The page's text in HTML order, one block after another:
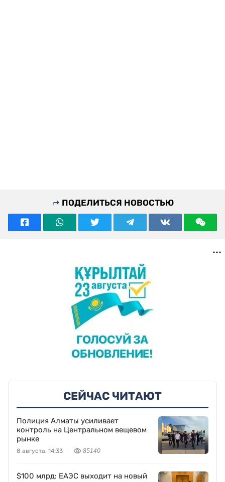
ПОДЕЛИТЬСЯ НОВОСТЬЮ
СЕЙЧАС ЧИТАЮТ
Полиция Алматы усиливает
контроль на Центральном вещевом
рынке
8 августа, 14:33 85140
$100 млрд: ЕАЭС выходит на новый